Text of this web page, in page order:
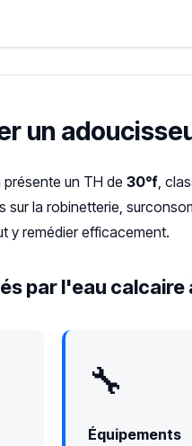
un
un TH de 30°f ,
la robinetterie,
y remédier efficacement.
par l'eau calcaire
🔧
Équipements